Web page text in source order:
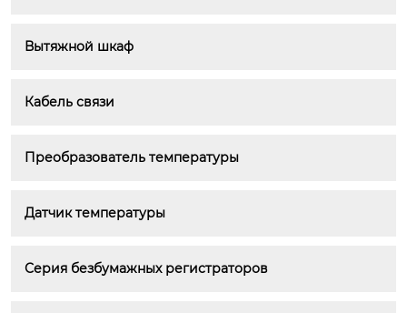
Вытяжной шкаф
Кабель связи
Преобразователь температуры
Датчик температуры
Серия безбумажных регистраторов